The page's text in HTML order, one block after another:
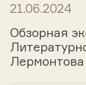
21.06.2024
Обзорная
Лермонтова